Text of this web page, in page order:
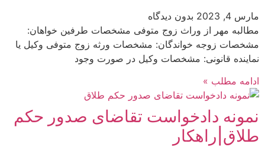
مارس 4, 2023
بدون دیدگاه
مطالبه مهر از وراث زوج متوفی مشخصات طرفین خواهان:
مشخصات زوجه خواندگان: مشخصات ورثه زوج متوفی وکیل یا
نماینده قانونی: مشخصات وکیل در صورت وجود
ادامه مطلب »
نمونه دادخواست تقاضای صدور حکم
طلاق|راهکار